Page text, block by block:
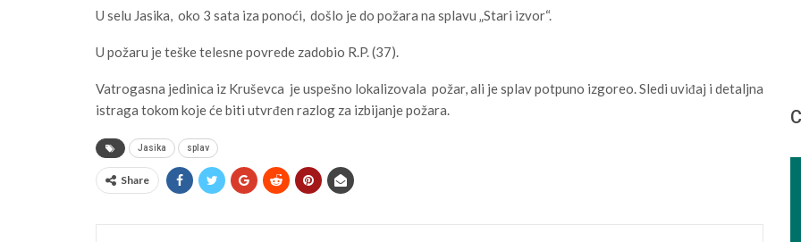
U selu Jasika, oko 3 sata iza ponoći, došlo je do požara na splavu „Stari izvor“.
U požaru je teške telesne povrede zadobio R.P. (37).
Vatrogasna jedinica iz Kruševca je uspešno lokalizovala požar, ali je splav potpuno izgoreo. Sledi uviđaj i detaljna
istraga tokom koje će biti utvrđen razlog za izbijanje požara.
Jasika splav
Share